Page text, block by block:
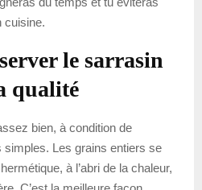
cuisine.
le sarrasin
qualité
bien, à condition de
simples. Les grains entiers se
à l’abri de la chaleur,